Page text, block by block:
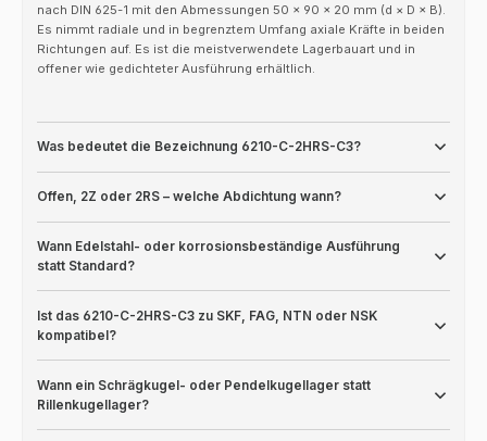
nach DIN 625-1 mit den Abmessungen 50 × 90 × 20 mm (d × D × B).
Es nimmt radiale und in begrenztem Umfang axiale Kräfte in beiden
Richtungen auf. Es ist die meistverwendete Lagerbauart und in
offener wie gedichteter Ausführung erhältlich.
Was bedeutet die Bezeichnung 6210-C-2HRS-C3?
Offen, 2Z oder 2RS – welche Abdichtung wann?
Wann Edelstahl- oder korrosionsbeständige Ausführung
statt Standard?
Ist das 6210-C-2HRS-C3 zu SKF, FAG, NTN oder NSK
kompatibel?
Wann ein Schrägkugel- oder Pendelkugellager statt
Rillenkugellager?